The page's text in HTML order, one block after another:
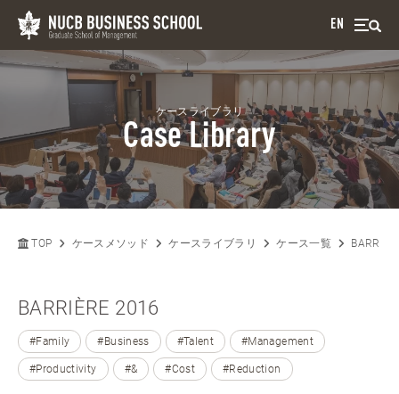
EN
ケースライブラリ
Case Library
TOP ケースメソッド ケースライブラリ ケース一覧
BARRIÈRE 2016
#Family #Business #Talent #Management
#Productivity #& #Cost #Reduction